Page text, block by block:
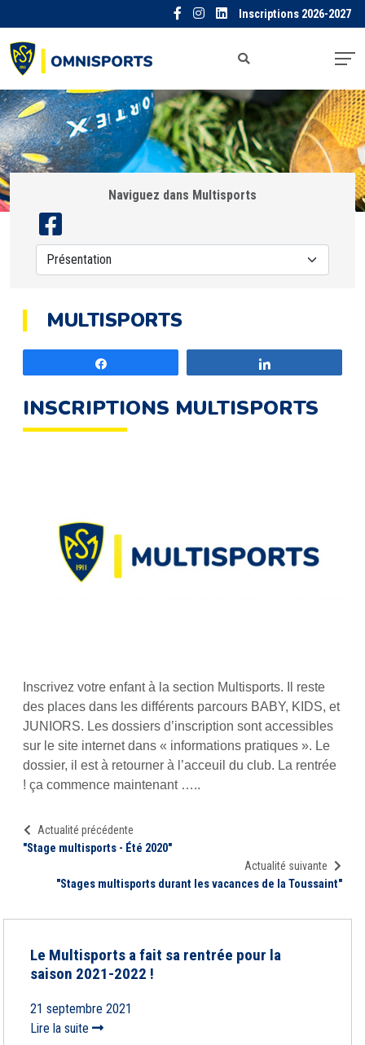
Inscriptions 2026-2027
Naviguez dans Multisports
MULTISPORTS
INSCRIPTIONS MULTISPORTS
Inscrivez votre enfant à la section Multisports. Il reste
des places dans les différents parcours BABY, KIDS, et
JUNIORS. Les dossiers d’inscription sont accessibles
sur le site internet dans « informations pratiques ». Le
dossier, il est à retourner à l’acceuil du club. La rentrée
! ça commence maintenant …..
Actualité précédente
"Stage multisports - Été 2020"
Actualité suivante
"Stages multisports durant les vacances de la Toussaint"
Le Multisports a fait sa rentrée pour la
saison 2021-2022 !
21 septembre 2021
Lire la suite